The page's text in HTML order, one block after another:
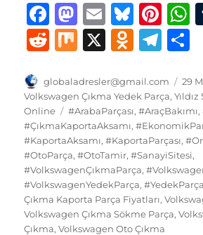
F
a
c
e
b
o
o
k
M
a
st
o
d
o
n
E
m
ai
l
B
lu
e
s
k
y
Pi
n
te
re
st
s
R
d
di
t
M X
O
n
o
kl
a
ss
ni
ki
T
e
g
r
a
m
a
Yazar
globaladresler@gmail.com 29
Volkswagen Çıkma Yedek Parça,
Online
Etiketler
#ArabaParçası,#AraçBakımı,
#ÇıkmaKaportaAksamı,
#KaportaAksamı,#KaportaParçası,
#OtoParça,#OtoTamir,#SanayiSitesi,
#VolkswagenÇıkmaParça,
#VolkswagenYedekParça,#YedekParça
Çıkma Kaporta Parça Fiyatları,
Volkswagen Çıkma Sökme Parça,
Çıkma,Volkswagen Oto Çıkma